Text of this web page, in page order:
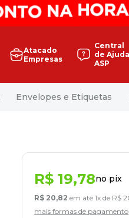
Atacado
Empresas
Central
de Ajuda
ASP
Envelopes e Etiquetas
R$ 19,78no pix
R$ 20,82 em até1x de R$
mais formas de pagamento